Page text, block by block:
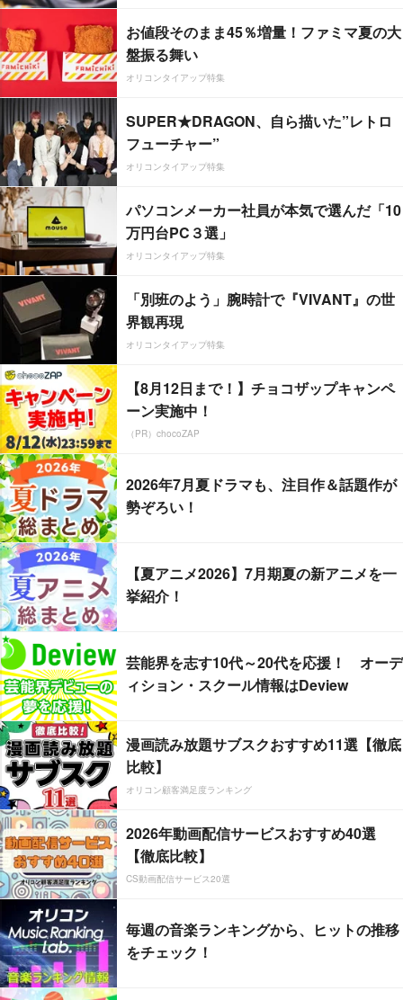
お値段そのまま45％増量！ファミマ夏の大
盤振る舞い
オリコンタイアップ特集
SUPER★DRAGON、自ら描いた”レトロ
フューチャー”
オリコンタイアップ特集
パソコンメーカー社員が本気で選んだ「10
万円台PC３選」
オリコンタイアップ特集
「別班のよう」腕時計で『VIVANT』の世
界観再現
オリコンタイアップ特集
【8月12日まで！】チョコザップキャンペ
ーン実施中！
（PR）chocoZAP
2026年7月夏ドラマも、注目作＆話題作が
勢ぞろい！
【夏アニメ2026】7月期夏の新アニメを一
挙紹介！
芸能界を志す10代～20代を応援！ オーデ
ィション・スクール情報はDeview
漫画読み放題サブスクおすすめ11選【徹底
比較】
オリコン顧客満足度ランキング
2026年動画配信サービスおすすめ40選
【徹底比較】
CS動画配信サービス20選
毎週の音楽ランキングから、ヒットの推移
をチェック！